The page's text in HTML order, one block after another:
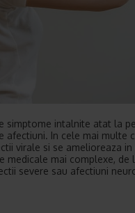
simptome intalnite atat la
afectiuni. In cele mai multe
virale si se amelioreaza in
medicale mai complexe, de
severe sau afectiuni